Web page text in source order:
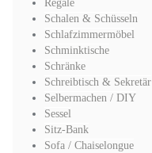
Regale
Schalen & Schüsseln
Schlafzimmermöbel
Schminktische
Schränke
Schreibtisch & Sekretär
Selbermachen / DIY
Sessel
Sitz-Bank
Sofa / Chaiselongue